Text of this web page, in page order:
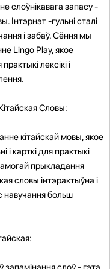
слоўнікавага запасу -
Інтэрнэт -гульні сталі
і забаў. Сёння мы
Lingo Play, якое
лексікі і
Словы:
кітайскай мовы, якое
і карткі для практыкі
прыкладання
словы інтэрактыўна і
навучання больш